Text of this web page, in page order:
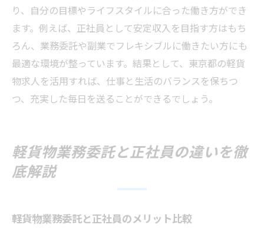
り、自分の目標やライフスタイルに合った働き方ができ
ます。例えば、正社員として安定収入を目指す方はもち
ろん、業務委託や副業でフレキシブルに働きたい方にも
最適な環境が整っています。結果として、東京都の軽貨
物求人を活用すれば、仕事と生活のバランスを保ちつ
つ、充実した毎日を送ることができるでしょう。
軽貨物業務委託と正社員の違いを徹
底解説
軽貨物業務委託と正社員のメリット比較